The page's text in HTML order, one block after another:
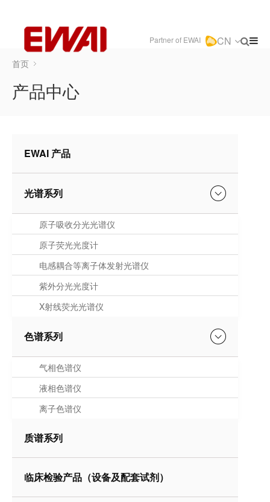
Partner of EWAI CN
首页
产品中心
EWAI 产品
光谱系列
原子吸收分光光谱仪
原子荧光光度计
电感耦合等离子体发射光谱仪
紫外分光光度计
X射线荧光光谱仪
色谱系列
气相色谱仪
液相色谱仪
离子色谱仪
质谱系列
临床检验产品（设备及配套试剂）